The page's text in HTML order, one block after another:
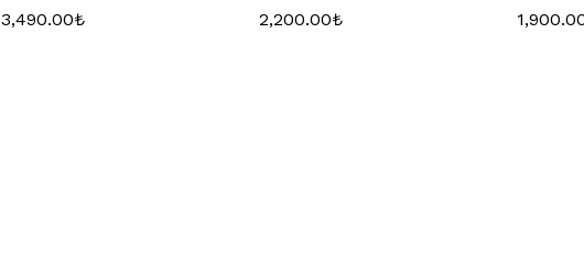
3,490.00₺ 2,200.00₺